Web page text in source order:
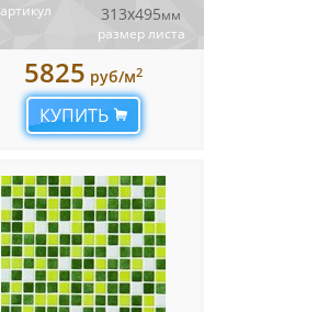
артикул 313x495мм
размер листа
5825 руб/м2
КУПИТЬ